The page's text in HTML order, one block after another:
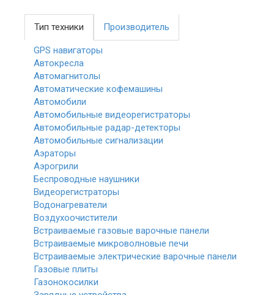
Тип техники Производитель
GPS навигаторы
Автокресла
Автомагнитолы
Автоматические кофемашины
Автомобили
Автомобильные видеорегистраторы
Автомобильные радар-детекторы
Автомобильные сигнализации
Аэраторы
Аэрогрили
Беспроводные наушники
Видеорегистраторы
Водонагреватели
Воздухоочистители
Встраиваемые газовые варочные панели
Встраиваемые микроволновые печи
Встраиваемые электрические варочные панели
Газовые плиты
Газонокосилки